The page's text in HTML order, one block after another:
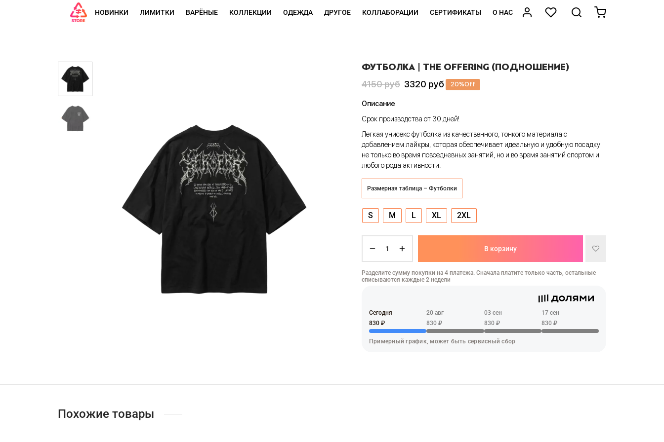
НОВИНКИ ЛИМИТКИ ВАРЁНЫЕ КОЛЛЕКЦИИ ОДЕЖДА ДРУГОЕ КОЛЛАБОРАЦИИ СЕРТИФИКАТЫ О НАС
ФУТБОЛКА | THE OFFERING (ПОДНОШЕНИЕ)
20%Off
4150руб
Первоначальная
цена
4150 руб
3320 руб
Текущая
цена:
Описание
Срок производства от 30 дней!
Легкая унисекс футболка из качественного, тонкого материала с
добавлением лайкры, которая обеспечивает идеальную и удобную посадку
не только во время повседневных занятий, но и во время занятий спортом и
любого рода активности.
Размерная таблица – Футболки
S M L XL 2XL
В корзину
Разделите сумму покупки на 4 платежа. Сначала платите только часть, остальные
списываются каждые 2 недели
Сегодня
830 ₽
20 авг
830 ₽
03 сен
830 ₽
17 сен
830 ₽
Примерный график, может быть сервисный сбор
Похожие товары